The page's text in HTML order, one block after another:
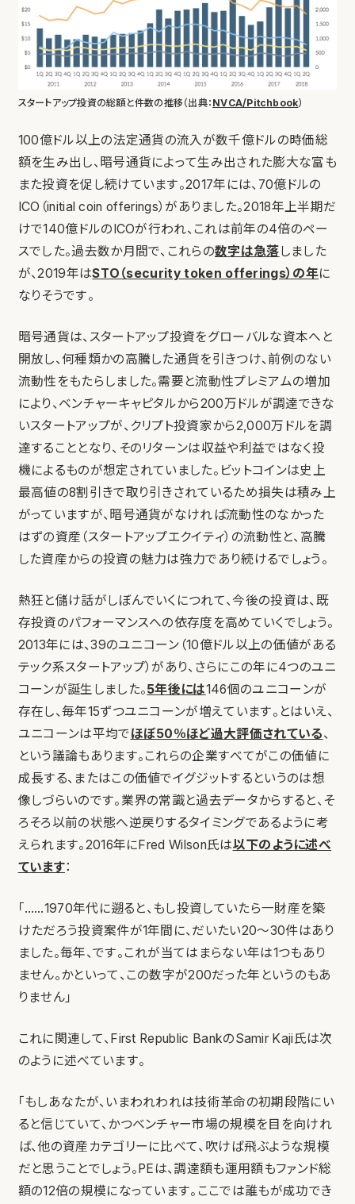
スタートアップ投資の総額と件数の推移（出典： NVCA/Pitchbook）
100億ドル以上の法定通貨の流入が数千億ドルの時価総
額を生み出し、暗号通貨によって生み出された膨大な富も
また投資を促し続けています。2017年には、70億ドルの
ICO（initial coin offerings）がありました。2018年上半期だ
けで140億ドルのICOが行われ、これは前年の4倍のペー
スでした。過去数か月間で、これらの数字は急落しました
が、2019年はSTO（security token offerings）の年に
なりそうです。
暗号通貨は、スタートアップ投資をグローバルな資本へと
開放し、何種類かの高騰した通貨を引きつけ、前例のない
流動性をもたらしました。需要と流動性プレミアムの増加
により、ベンチャーキャピタルから200万ドルが調達できな
いスタートアップが、クリプト投資家から2,000万ドルを調
達することとなり、そのリターンは収益や利益ではなく投
機によるものが想定されていました。ビットコインは史上
最高値の8割引きで取り引きされているため損失は積み上
がっていますが、暗号通貨がなければ流動性のなかった
はずの資産（スタートアップエクイティ）の流動性と、高騰
した資産からの投資の魅力は強力であり続けるでしょう。
熱狂と儲け話がしぼんでいくにつれて、今後の投資は、既
存投資のパフォーマンスへの依存度を高めていくでしょう。
2013年には、39のユニコーン（10億ドル以上の価値がある
テック系スタートアップ）があり、さらにこの年に4つのユニ
コーンが誕生しました。5年後には146個のユニコーンが
存在し、毎年15ずつユニコーンが増えています。とはいえ、
ユニコーンは平均でほぼ50％ほど過大評価されている、
という議論もあります。これらの企業すべてがこの価値に
成長する、またはこの価値でイグジットするというのは想
像しづらいのです。業界の常識と過去データからすると、そ
ろそろ以前の状態へ逆戻りするタイミングであるように考
えられます。2016年にFred Wilson氏は以下のように述べ
ています：
「……1970年代に遡ると、もし投資していたら一財産を築
けただろう投資案件が1年間に、だいたい20〜30件はあり
ました。毎年、です。これが当てはまらない年は1つもあり
ません。かといって、この数字が200だった年というのもあ
りません」
これに関連して、First Republic BankのSamir Kaji氏は次
のように述べています。
「もしあなたが、いまわれわれは技術革命の初期段階にい
ると信じていて、かつベンチャー市場の規模を目を向けれ
ば、他の資産カテゴリーに比べて、吹けば飛ぶような規模
だと思うことでしょう。PEは、調達額も運用額もファンド総
額の12倍の規模になっています。ここでは誰もが成功でき